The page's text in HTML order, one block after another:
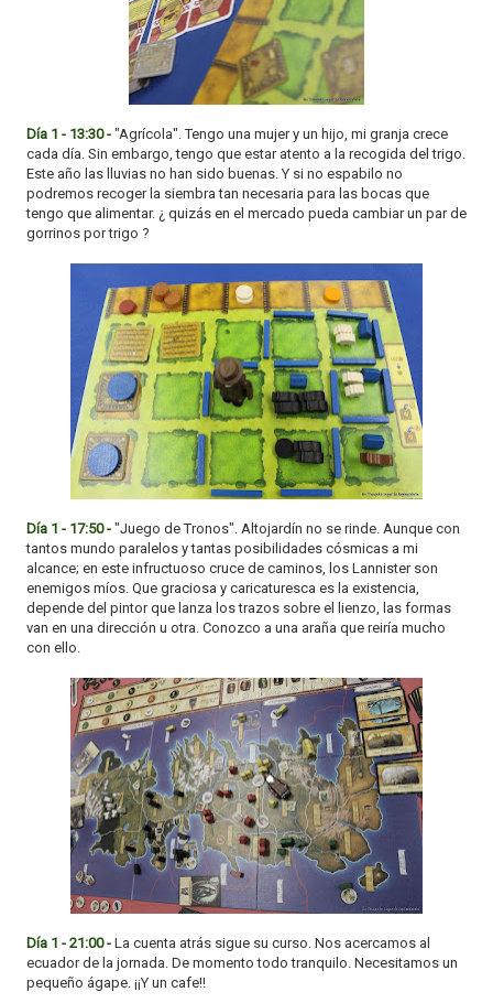
Día 1 - 13:30 - "Agrícola". Tengo una mujer y un hijo, mi granja crece
cada día. Sin embargo, tengo que estar atento a la recogida del trigo.
Este año las lluvias no han sido buenas. Y si no espabilo no
podremos recoger la siembra tan necesaria para las bocas que
tengo que alimentar. ¿ quizás en el mercado pueda cambiar un par de
gorrinos por trigo ?
Día 1 - 17:50 - "Juego de Tronos". Altojardín no se rinde. Aunque con
tantos mundo paralelos y tantas posibilidades cósmicas a mi
alcance; en este infructuoso cruce de caminos, los Lannister son
enemigos míos. Que graciosa y caricaturesca es la existencia,
depende del pintor que lanza los trazos sobre el lienzo, las formas
van en una dirección u otra. Conozco a una araña que reiría mucho
con ello.
Día 1 - 21:00 - La cuenta atrás sigue su curso. Nos acercamos al
ecuador de la jornada. De momento todo tranquilo. Necesitamos un
pequeño ágape. ¡¡Y un cafe!!